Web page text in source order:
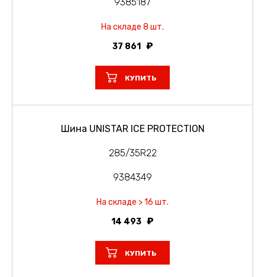
На складе 8 шт.
37 861
КУПИТЬ
Шина UNISTAR ICE PROTECTION
285/35R22
9384349
На складе > 16 шт.
14 493
КУПИТЬ